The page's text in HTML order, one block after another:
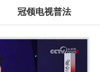
冠领电视普法